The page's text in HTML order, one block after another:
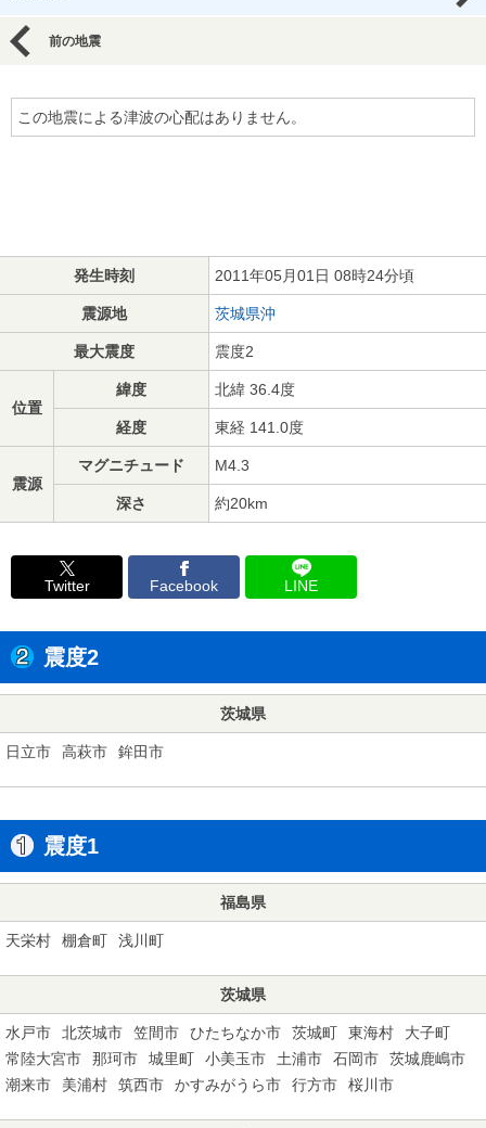
前の地震
この地震による津波の心配はありません。
発生時刻 2011年05月01日 08時24分頃
震源地 茨城県沖
最大震度 震度2
位置
緯度 北緯 36.4度
経度 東経 141.0度
震源
マグニチュード M4.3
深さ 約20km
Twitter Facebook LINE
震度2
茨城県
日立市 高萩市 鉾田市
震度1
福島県
天栄村 棚倉町 浅川町
茨城県
水戸市 北茨城市 笠間市 ひたちなか市 茨城町 東海村
大子町
常陸大宮市
那珂市 城里町 小美玉市 土浦市 石岡市
茨城鹿嶋市
潮来市
美浦村 筑西市 かすみがうら市 行方市 桜川市